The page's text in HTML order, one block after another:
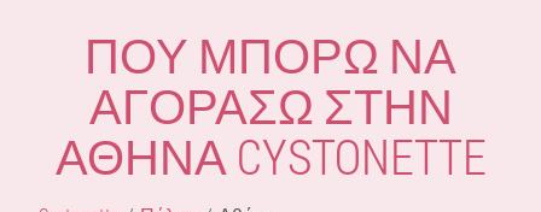
ΠΟΎ ΜΠΟΡΏ ΝΑ
ΑΓΟΡΆΣΩ ΣΤΗΝ
ΑΘΉΝΑ CYSTONETTE